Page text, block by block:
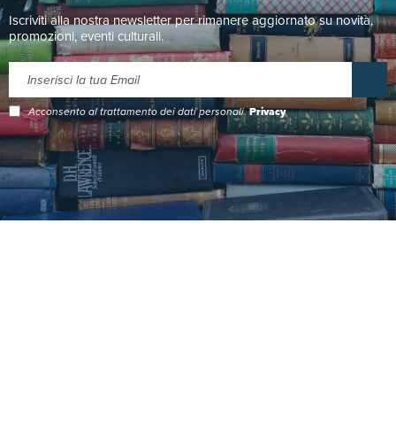
Iscriviti alla nostra newsletter per rimanere aggiornato su novità,
promozioni, eventi culturali.
Acconsento al trattamento dei dati personali.Privacy